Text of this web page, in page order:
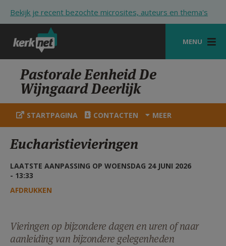
Bekijk je recent bezochte microsites, auteurs en thema's
MENU
STARTPAGINA
KERK
VIERINGEN
HULP
STARTPAGINA PORTAAL
AANMELDEN OF REGISTREREN
Pastorale Eenheid De
Wijngaard Deerlijk
STARTPAGINA CONTACTEN MEER
Eucharistievieringen
LAATSTE AANPASSING OP WOENSDAG 24 JUNI 2026
- 13:33
AFDRUKKEN
Vieringen op bijzondere dagen en uren of naar
aanleiding van bijzondere gelegenheden